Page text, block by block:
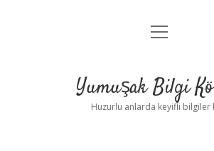
Anasayfa
Yasal Uyarı
menüyü
Yumuşak Bilgi
Huzurlu anlarda keyifli bilgiler